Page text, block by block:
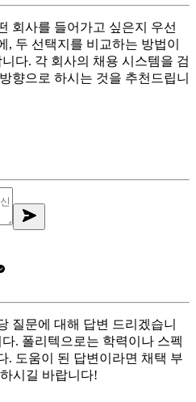
회사를 들어가고 싶은지 우선
, 두 선택지를 비교하는 방법이
다. 각 회사의 채용 시스템을 검
향으로 하시는 것을 추천드립니
질문에 대해 답변 드리겠습니
. 폴리텍으로는 학력이나 스펙
. 도움이 된 답변이라면 채택 부
시길 바랍니다!